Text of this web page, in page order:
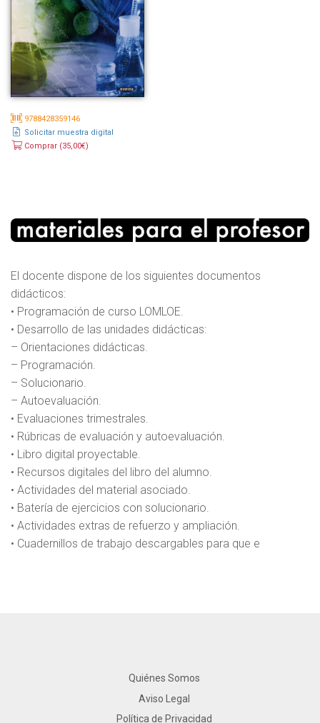
9788428359146
Solicitar muestra digital
Comprar (35,00€)
El docente dispone de los siguientes documentos
didácticos:
• Programación de curso LOMLOE.
• Desarrollo de las unidades didácticas:
– Orientaciones didácticas.
– Programación.
– Solucionario.
– Autoevaluación.
• Evaluaciones trimestrales.
• Rúbricas de evaluación y autoevaluación.
• Libro digital proyectable.
• Recursos digitales del libro del alumno.
• Actividades del material asociado.
• Batería de ejercicios con solucionario.
• Actividades extras de refuerzo y ampliación.
• Cuadernillos de trabajo descargables para que e
Quiénes Somos
Aviso Legal
Política de Privacidad